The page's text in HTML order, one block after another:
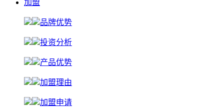
加盟
品牌优势
投资分析
产品优势
加盟理由
加盟申请